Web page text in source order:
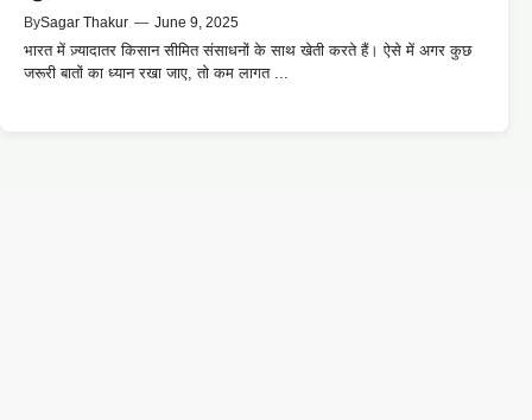
BySagar Thakur — June 9, 2025
भारत में ज़्यादातर किसान सीमित संसाधनों के साथ खेती करते हैं। ऐसे में अगर कुछ
जरूरी बातों का ध्यान रखा जाए, तो कम लागत ...